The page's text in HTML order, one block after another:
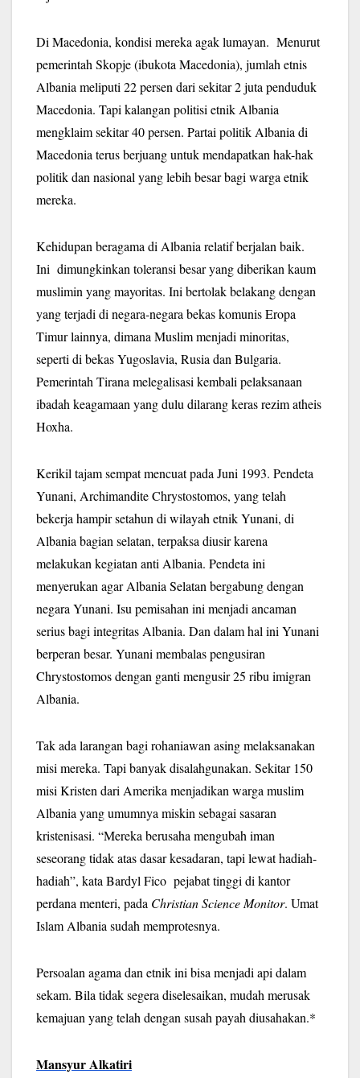
Di Macedonia, kondisi mereka agak lumayan. Menurut
pemerintah Skopje (ibukota Macedonia), jumlah etnis
Albania meliputi 22 persen dari sekitar 2 juta penduduk
Macedonia. Tapi kalangan politisi etnik Albania
mengklaim sekitar 40 persen. Partai politik Albania di
Macedonia terus berjuang untuk mendapatkan hak-hak
politik dan nasional yang lebih besar bagi warga etnik
mereka.
Kehidupan beragama di Albania relatif berjalan baik.
Ini dimungkinkan toleransi besar yang diberikan kaum
muslimin yang mayoritas. Ini bertolak belakang dengan
yang terjadi di negara-negara bekas komunis Eropa
Timur lainnya, dimana Muslim menjadi minoritas,
seperti di bekas Yugoslavia, Rusia dan Bulgaria.
Pemerintah Tirana melegalisasi kembali pelaksanaan
ibadah keagamaan yang dulu dilarang keras rezim atheis
Hoxha.
Kerikil tajam sempat mencuat pada Juni 1993. Pendeta
Yunani, Archimandite Chrystostomos, yang telah
bekerja hampir setahun di wilayah etnik Yunani, di
Albania bagian selatan, terpaksa diusir karena
melakukan kegiatan anti Albania. Pendeta ini
menyerukan agar Albania Selatan bergabung dengan
negara Yunani. Isu pemisahan ini menjadi ancaman
serius bagi integritas Albania. Dan dalam hal ini Yunani
berperan besar. Yunani membalas pengusiran
Chrystostomos dengan ganti mengusir 25 ribu imigran
Albania.
Tak ada larangan bagi rohaniawan asing melaksanakan
misi mereka. Tapi banyak disalahgunakan. Sekitar 150
misi Kristen dari Amerika menjadikan warga muslim
Albania yang umumnya miskin sebagai sasaran
kristenisasi. “Mereka berusaha mengubah iman
seseorang tidak atas dasar kesadaran, tapi lewat hadiah-
hadiah”, kata Bardyl Fico pejabat tinggi di kantor
perdana menteri, pada Christian Science Monitor. Umat
Islam Albania sudah memprotesnya.
Persoalan agama dan etnik ini bisa menjadi api dalam
sekam. Bila tidak segera diselesaikan, mudah merusak
kemajuan yang telah dengan susah payah diusahakan.*
Mansyur Alkatiri